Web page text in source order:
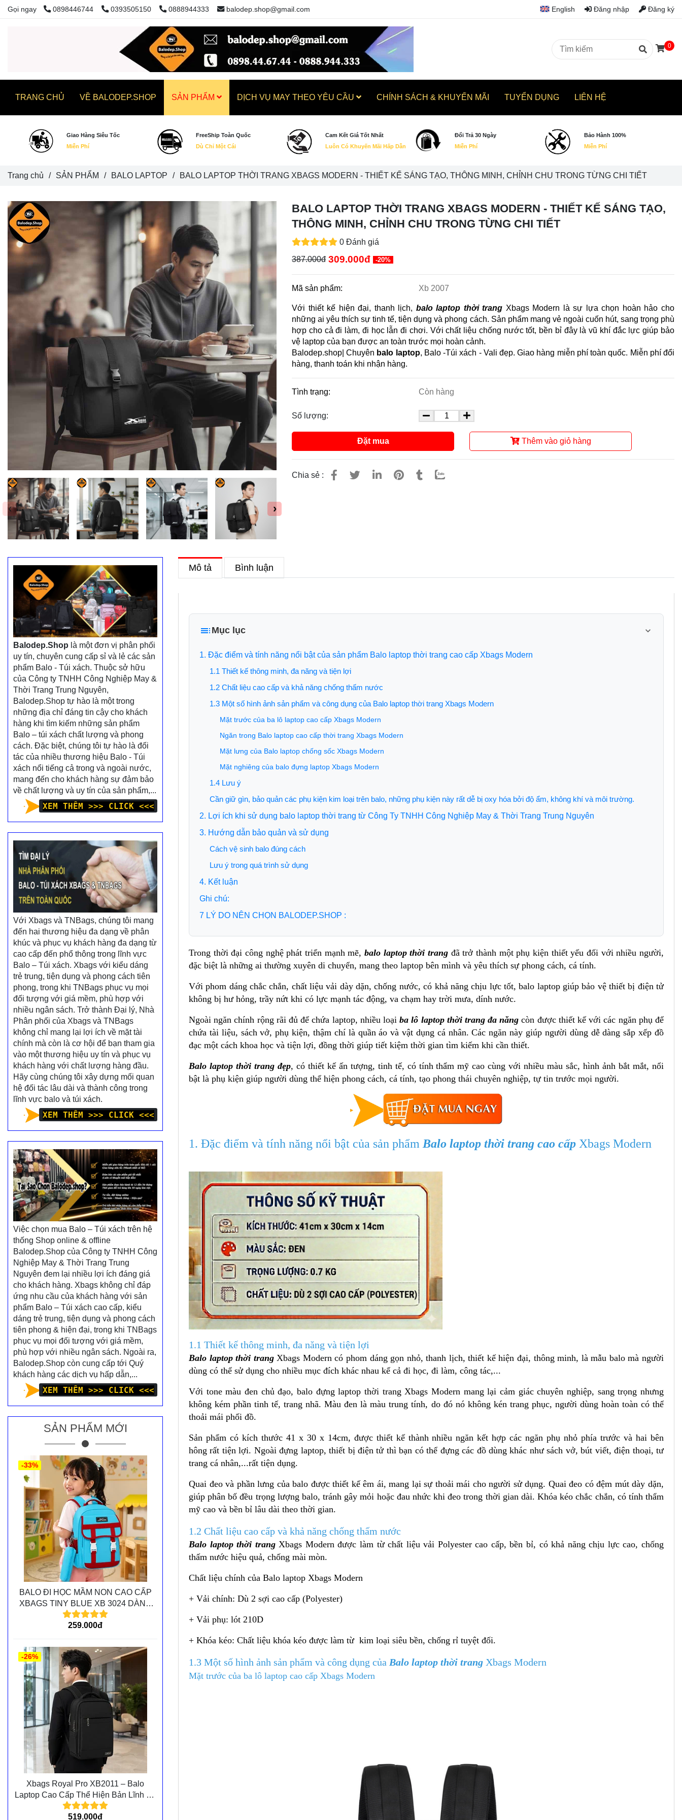
‹ ›
BALO LAPTOP THỜI TRANG XBAGS MODERN - THIẾT KẾ SÁNG TẠO,
THÔNG MINH, CHỈNH CHU TRONG TỪNG CHI TIẾT
0 Đánh giá
387.000đ 309.000đ -20%
Mã sản phẩm: Xb 2007
Với thiết kế hiện đại, thanh lịch, balo laptop thời trang Xbags Modern là sự lựa chọn hoàn hảo cho
những ai yêu thích sự tinh tế, tiện dụng và phong cách. Sản phẩm mang vẻ ngoài cuốn hút, sang trọng phù
hợp cho cả đi làm, đi học lẫn đi chơi. Với chất liệu chống nước tốt, bền bỉ đây là vũ khí đắc lực giúp bảo
vệ laptop của bạn được an toàn trước mọi hoàn cảnh.
Balodep.shop| Chuyên balo laptop, Balo -Túi xách - Vali đẹp. Giao hàng miễn phí toàn quốc. Miễn phí đổi
hàng, thanh toán khi nhận hàng.
Tình trạng: Còn hàng
Số lượng:
Đặt mua Thêm vào giỏ hàng
Chia sẻ :
Mô tả Bình luận
Mục lục
1. Đặc điểm và tính năng nổi bật của sản phẩm Balo laptop thời trang cao cấp Xbags Modern
1.1 Thiết kế thông minh, đa năng và tiện lợi
1.2 Chất liệu cao cấp và khả năng chống thấm nước
1.3 Một số hình ảnh sản phẩm và công dụng của Balo laptop thời trang Xbags Modern
Mặt trước của ba lô laptop cao cấp Xbags Modern
Ngăn trong Balo laptop cao cấp thời trang Xbags Modern
Mặt lưng của Balo laptop chống sốc Xbags Modern
Mặt nghiêng của balo đựng laptop Xbags Modern
1.4 Lưu ý
Cần giữ gìn, bảo quản các phụ kiện kim loại trên balo, những phụ kiện này rất dễ bị oxy hóa bởi độ ẩm, không khí và môi trường.
2. Lợi ích khi sử dụng balo laptop thời trang từ Công Ty TNHH Công Nghiệp May & Thời Trang Trung Nguyên
3. Hướng dẫn bảo quản và sử dụng
Cách vệ sinh balo đúng cách
Lưu ý trong quá trình sử dụng
4. Kết luận
Ghi chú:
7 LÝ DO NÊN CHỌN BALODEP.SHOP :
Trong thời đại công nghệ phát triển mạnh mẽ, balo laptop thời trang đã trở thành một phụ kiện thiết yếu đối với nhiều người,
đặc biệt là những ai thường xuyên di chuyển, mang theo laptop bên mình và yêu thích sự phong cách, cá tính.
Với phom dáng chắc chắn, chất liệu vải dày dặn, chống nước, có khả năng chịu lực tốt, balo laptop giúp bảo vệ thiết bị điện tử
không bị hư hỏng, trầy nứt khi có lực mạnh tác động, va chạm hay trời mưa, dính nước.
Ngoài ngăn chính rộng rãi đủ để chứa laptop, nhiều loạiba lô laptop thời trang đa năng còn được thiết kế với các ngăn phụ để
chứa tài liệu, sách vở, phụ kiện, thậm chí là quần áo và vật dụng cá nhân. Các ngăn này giúp người dùng dễ dàng sắp xếp đồ
đạc một cách khoa học và tiện lợi, đồng thời giúp tiết kiệm thời gian tìm kiếm khi cần thiết.
Balo laptop thời trang đẹp, có thiết kế ấn tượng, tinh tế, có tính thẩm mỹ cao cùng với nhiều màu sắc, hình ảnh bắt mắt, nổi
bật là phụ kiện giúp người dùng thể hiện phong cách, cá tính, tạo phong thái chuyên nghiệp, tự tin trước mọi người.
1. Đặc điểm và tính năng nổi bật của sản phẩm Balo laptop thời trang cao cấp Xbags Modern
1.1 Thiết kế thông minh, đa năng và tiện lợi
Balo laptop thời trangXbags Modern có phom dáng gọn nhỏ, thanh lịch, thiết kế hiện đại, thông minh, là mẫu balo mà người
dùng có thể sử dụng cho nhiều mục đích khác nhau kể cả đi học, đi làm, công tác,...
Với tone màu đen chủ đạo, balo đựng laptop thời trang Xbags Modern mang lại cảm giác chuyên nghiệp, sang trọng nhưng
không kém phần tinh tế, trang nhã. Màu đen là màu trung tính, do đó nó không kén trang phục, người dùng hoàn toàn có thể
thoải mái phối đồ.
Sản phẩm có kích thước 41 x 30 x 14cm, được thiết kế thành nhiều ngăn kết hợp các ngăn phụ nhỏ phía trước và hai bên
hông rất tiện lợi. Ngoài đựng laptop, thiết bị điện tử thì bạn có thể đựng các đồ dùng khác như sách vở, bút viết, điện thoại, tư
trang cá nhân,...rất tiện dụng.
Quai đeo và phần lưng của balo được thiết kế êm ái, mang lại sự thoải mái cho người sử dụng. Quai đeo có đệm mút dày dặn,
giúp phân bố đều trọng lượng balo, tránh gây mỏi hoặc đau nhức khi đeo trong thời gian dài. Khóa kéo chắc chắn, có tính thẩm
mỹ cao và bền bỉ lâu dài theo thời gian.
1.2 Chất liệu cao cấp và khả năng chống thấm nước
Balo laptop thời trangXbags Modern được làm từ chất liệu vải Polyester cao cấp, bền bỉ, có khả năng chịu lực cao, chống
thấm nước hiệu quả, chống mài mòn.
Chất liệu chính của Balo laptop Xbags Modern
+ Vải chính: Dù 2 sợi cao cấp (Polyester)
+ Vải phụ: lót 210D
+ Khóa kéo: Chất liệu khóa kéo được làm từ kim loại siêu bền, chống rỉ tuyệt đối.
1.3 Một số hình ảnh sản phẩm và công dụng của Balo laptop thời trang Xbags Modern
Mặt trước của ba lô laptop cao cấp Xbags Modern
Balodep.Shop là một đơn vị phân phối
uy tín, chuyên cung cấp sỉ và lẻ các sản
phẩm Balo - Túi xách. Thuộc sở hữu
của Công ty TNHH Công Nghiệp May &
Thời Trang Trung Nguyên,
Balodep.Shop tự hào là một trong
những địa chỉ đáng tin cậy cho khách
hàng khi tìm kiếm những sản phẩm
Balo – túi xách chất lượng và phong
cách. Đặc biệt, chúng tôi tự hào là đối
tác của nhiều thương hiệu Balo - Túi
xách nổi tiếng cả trong và ngoài nước,
mang đến cho khách hàng sự đảm bảo
về chất lượng và uy tín của sản phẩm,...
XEM THÊM >>> CLICK <<<
Với Xbags và TNBags, chúng tôi mang
đến hai thương hiệu đa dạng về phân
khúc và phục vụ khách hàng đa dạng từ
cao cấp đến phổ thông trong lĩnh vực
Balo – Túi xách. Xbags với kiểu dáng
trẻ trung, tiện dụng và phong cách tiên
phong, trong khi TNBags phục vụ mọi
đối tượng với giá mềm, phù hợp với
nhiều ngân sách. Trở thành Đại lý, Nhà
Phân phối của Xbags và TNBags
không chỉ mang lại lợi ích về mặt tài
chính mà còn là cơ hội để bạn tham gia
vào một thương hiệu uy tín và phục vụ
khách hàng với chất lượng hàng đầu.
Hãy cùng chúng tôi xây dựng mối quan
hệ đối tác lâu dài và thành công trong
lĩnh vực balo và túi xách.
XEM THÊM >>> CLICK <<<
Việc chọn mua Balo – Túi xách trên hệ
thống Shop online & offline
Balodep.Shop của Công ty TNHH Công
Nghiệp May & Thời Trang Trung
Nguyên đem lại nhiều lợi ích đáng giá
cho khách hàng. Xbags không chỉ đáp
ứng nhu cầu của khách hàng với sản
phẩm Balo – Túi xách cao cấp, kiểu
dáng trẻ trung, tiện dụng và phong cách
tiên phong & hiện đại, trong khi TNBags
phục vụ mọi đối tượng với giá mềm,
phù hợp với nhiều ngân sách. Ngoài ra,
Balodep.Shop còn cung cấp tới Quý
khách hàng các dịch vụ hấp dẫn,...
XEM THÊM >>> CLICK <<<
SẢN PHẨM MỚI
BALO ĐI HỌC MẦM NON CAO CẤP
XBAGS TINY BLUE XB 3024 DÀNH
CHO CÁC BÉ MẦM NON
259.000đ
-33%
Xbags Royal Pro XB2011 – Balo
Laptop Cao Cấp Thể Hiện Bản Lĩnh Và
Đẳng Cấp Cá Nhân
519.000đ
-26%
Trang chủ / SẢN PHẨM / BALO LAPTOP / BALO LAPTOP THỜI TRANG XBAGS MODERN - THIẾT KẾ SÁNG TẠO, THÔNG MINH, CHỈNH CHU TRONG TỪNG CHI TIẾT
Gọi ngay 0898446744 0393505150 0888944333 balodep.shop@gmail.com English Đăng nhập Đăng ký
0
TRANG CHỦ VỀ BALODEP.SHOP SẢN PHẨM DỊCH VỤ MAY THEO YÊU CẦU CHÍNH SÁCH & KHUYẾN MÃI TUYỂN DỤNG LIÊN HỆ
Giao Hàng Siêu Tốc
Miễn Phí
FreeShip Toàn Quốc
Dù Chỉ Một Cái
Cam Kết Giá Tốt Nhất
Luôn Có Khuyến Mãi Hấp Dẫn
Đổi Trả 30 Ngày
Miễn Phí
Bảo Hành 100%
Miễn Phí